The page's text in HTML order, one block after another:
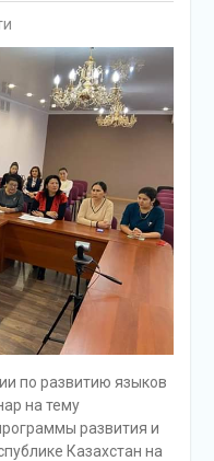
по развитию языков
на тему
развития и
Казахстан на